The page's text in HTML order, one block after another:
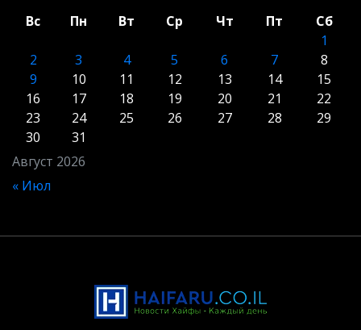
Август 2026
Вс Пн Вт Ср Чт Пт
Сб
1
2
3 4 5 6 7
8
9
10 11 12 13 14
15
16
17 18 19 20 21
22
23
24 25 26 27 28
29
30
31
« Июл